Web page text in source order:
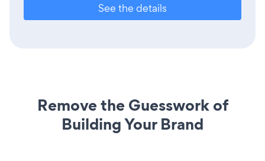
See the details
Remove the Guesswork of
Building Your Brand